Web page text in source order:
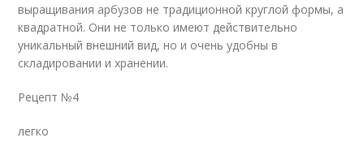
выращивания арбузов не традиционной круглой формы, а
квадратной. Они не только имеют действительно
уникальный внешний вид, но и очень удобны в
складировании и хранении.
Рецепт №4
легко